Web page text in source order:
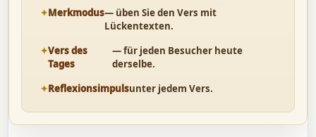
Merkmodus— üben Sie den Vers mit
Lückentexten.
Vers des
Tages
— für jeden Besucher heute
derselbe.
Reflexionsimpulsunter jedem Vers.